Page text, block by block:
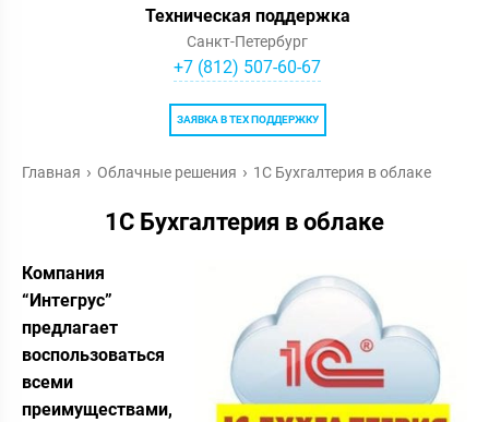
Техническая поддержка
Санкт-Петербург
+7 (812) 507-60-67
ЗАЯВКА В ТЕХ ПОДДЕРЖКУ
Главная Облачные решения 1С Бухгалтерия в облаке
1С Бухгалтерия в облаке
Компания
“Интегрус”
предлагает
воспользоваться
всеми
преимуществами,